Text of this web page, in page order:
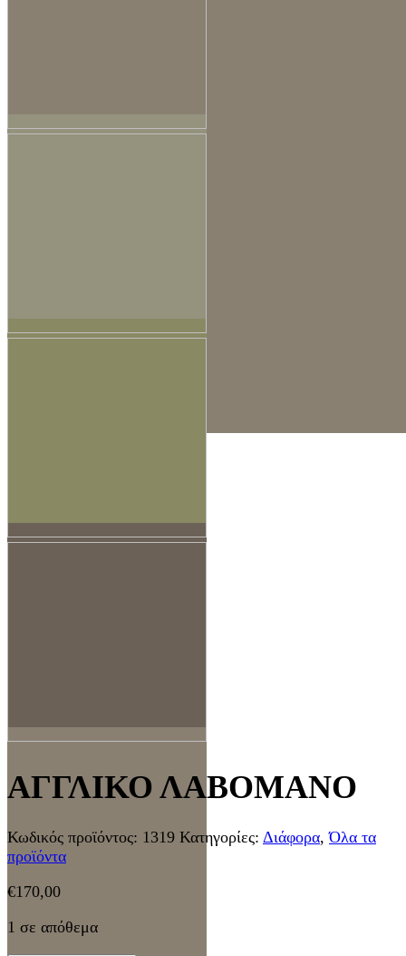
ΑΓΓΛΙΚΟ ΛΑΒΟΜΑΝΟ
Κωδικός προϊόντος: 1319 Κατηγορίες: Διάφορα,Όλα τα
προϊόντα
€170,00
1 σε απόθεμα